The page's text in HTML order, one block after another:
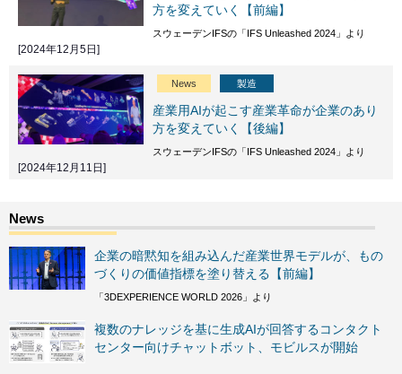
方を変えていく【前編】
スウェーデンIFSの「IFS Unleashed 2024」より
[2024年12月5日]
News 製造
産業用AIが起こす産業革命が企業のあり
方を変えていく【後編】
スウェーデンIFSの「IFS Unleashed 2024」より
[2024年12月11日]
企業の暗黙知を組み込んだ産業世界モデルが、もの
づくりの価値指標を塗り替える【前編】
「3DEXPERIENCE WORLD 2026」より
複数のナレッジを基に生成AIが回答するコンタクト
センター向けチャットボット、モビルスが開始